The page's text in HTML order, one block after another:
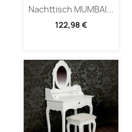
Nachttisch MUMBAI...
122,98 €